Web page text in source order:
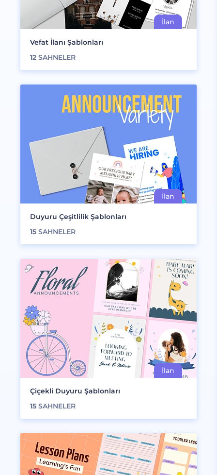
Vefat İlanı Şablonları
12 SAHNELER
Duyuru Çeşitlilik Şablonları
15 SAHNELER
Çiçekli Duyuru Şablonları
15 SAHNELER